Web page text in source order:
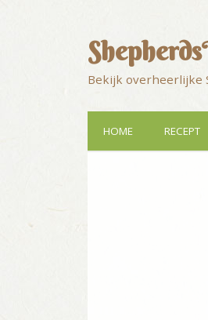
Bekijk overheerlijke
HOME RECEPT